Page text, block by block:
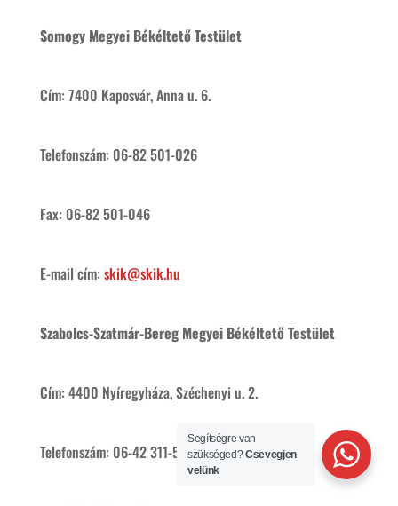
Somogy Megyei Békéltető Testület
Cím: 7400 Kaposvár, Anna u. 6.
Telefonszám: 06-82 501-026
Fax: 06-82 501-046
E-mail cím: skik@skik.hu
Szabolcs-Szatmár-Bereg Megyei Békéltető Testület
Cím: 4400 Nyíregyháza, Széchenyi u. 2.
Telefonszám: 06-42 311-544
Segítségre van
szükséged?Csevegjen
velünk